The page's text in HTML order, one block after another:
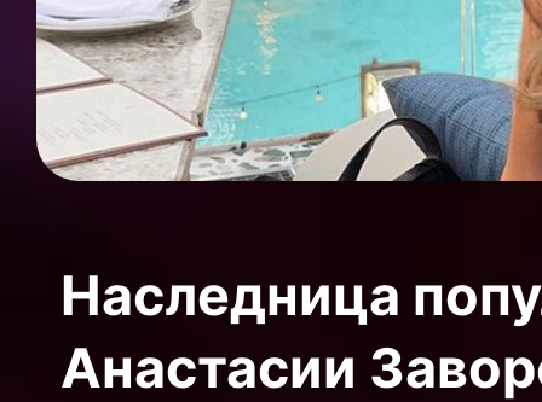
Наследница
Анастасии